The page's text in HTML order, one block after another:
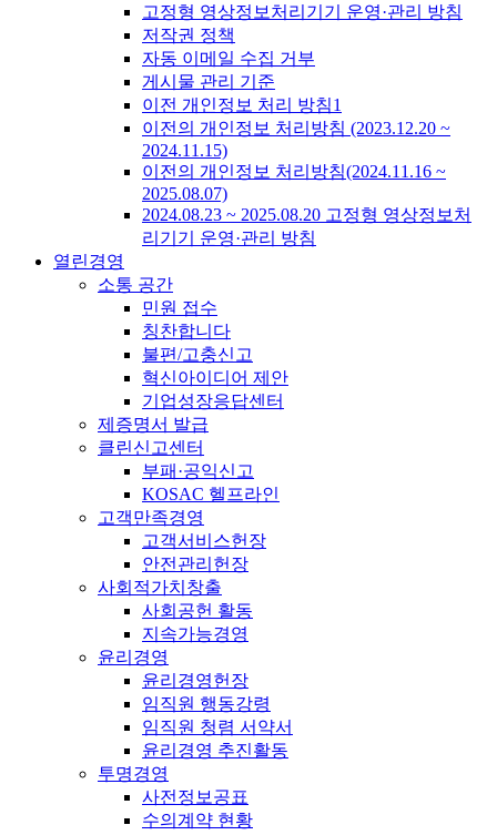
고정형 영상정보처리기기 운영·관리 방침
저작권 정책
자동 이메일 수집 거부
게시물 관리 기준
이전 개인정보 처리 방침1
이전의 개인정보 처리방침 (2023.12.20 ~
2024.11.15)
이전의 개인정보 처리방침(2024.11.16 ~
2025.08.07)
2024.08.23 ~ 2025.08.20 고정형 영상정보처
리기기 운영·관리 방침
열린경영
소통 공간
민원 접수
칭찬합니다
불편/고충신고
혁신아이디어 제안
기업성장응답센터
제증명서 발급
클린신고센터
부패·공익신고
KOSAC 헬프라인
고객만족경영
고객서비스헌장
안전관리헌장
사회적가치창출
사회공헌 활동
지속가능경영
윤리경영
윤리경영헌장
임직원 행동강령
임직원 청렴 서약서
윤리경영 추진활동
투명경영
사전정보공표
수의계약 현황